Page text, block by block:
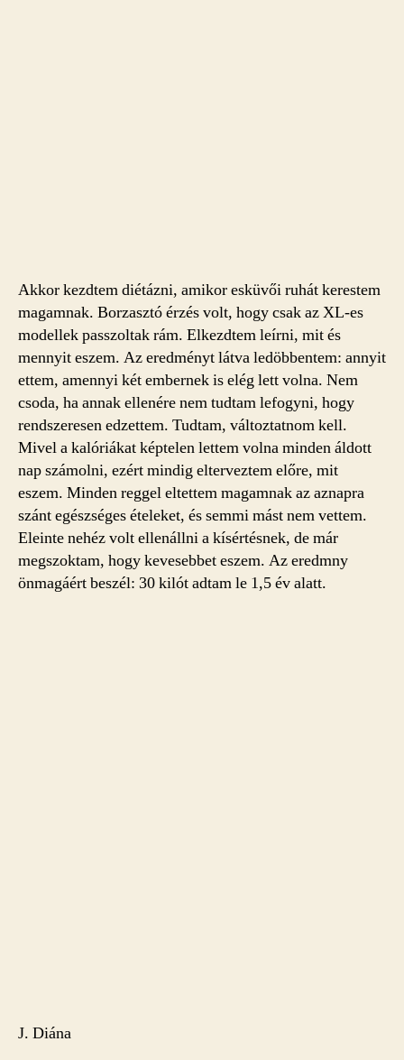
Akkor kezdtem diétázni, amikor esküvői ruhát kerestem
magamnak. Borzasztó érzés volt, hogy csak az XL-es
modellek passzoltak rám. Elkezdtem leírni, mit és
mennyit eszem. Az eredményt látva ledöbbentem: annyit
ettem, amennyi két embernek is elég lett volna. Nem
csoda, ha annak ellenére nem tudtam lefogyni, hogy
rendszeresen edzettem. Tudtam, változtatnom kell.
Mivel a kalóriákat képtelen lettem volna minden áldott
nap számolni, ezért mindig elterveztem előre, mit
eszem. Minden reggel eltettem magamnak az aznapra
szánt egészséges ételeket, és semmi mást nem vettem.
Eleinte nehéz volt ellenállni a kísértésnek, de már
megszoktam, hogy kevesebbet eszem. Az eredmny
önmagáért beszél: 30 kilót adtam le 1,5 év alatt.
J. Diána